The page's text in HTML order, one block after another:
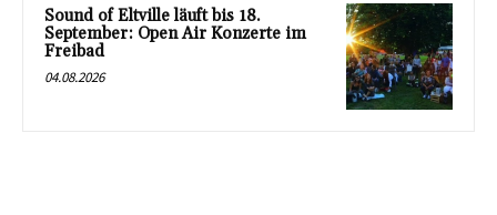
Sound of Eltville läuft bis 18.
September: Open Air Konzerte im
Freibad
04.08.2026